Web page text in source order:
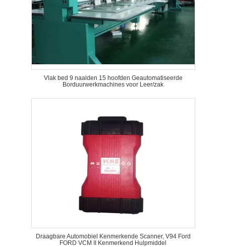
Vlak bed 9 naalden 15 hoofden Geautomatiseerde
Borduurwerkmachines voor Leer/zak
Draagbare Automobiel Kenmerkende Scanner, V94 Ford
FORD VCM II Kenmerkend Hulpmiddel